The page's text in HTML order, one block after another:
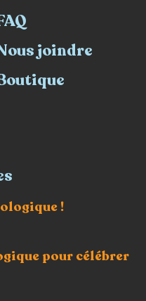
joindre
!
pour célébrer